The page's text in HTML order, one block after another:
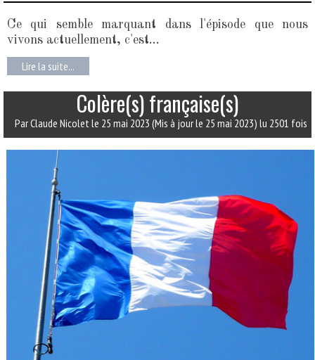
Ce qui semble marquant dans l'épisode que nous
vivons actuellement, c'est...
Lire la suite...
Colère(s) française(s)
Par Claude Nicoletle 25 mai 2023 (Mis à jour le 25 mai 2023) lu 2501 fois